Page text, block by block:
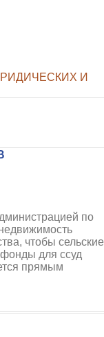
И
по
чтобы сельские
для ссуд
прямым